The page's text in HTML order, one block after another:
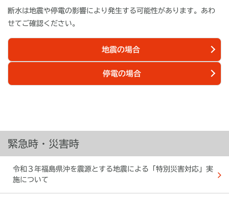
緊急時・災害時
令和３年福島県沖を震源とする地震による「特別災害対応」実
施について
断水は地震や停電の影響により発生する可能性があります。あわ
せてご確認ください。
地震の場合
停電の場合